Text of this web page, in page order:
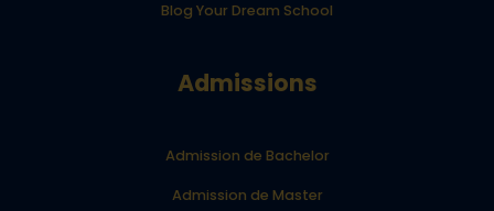
Blog Your Dream School
Admissions
Admission de Bachelor
Admission de Master